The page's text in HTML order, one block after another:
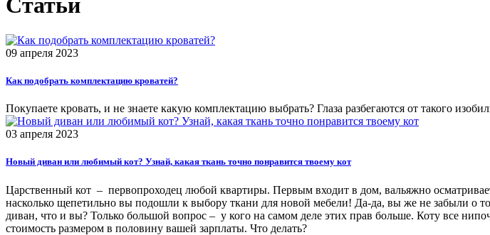
Статьи
09 апреля 2023
Как подобрать комплектацию кроватей?
Покупаете кровать, и не знаете какую комплектацию выбрать? Глаза разбегаются от такого
03 апреля 2023
Новый диван или любимый кот? Узнай, какая ткань точно понравится твоему кот
Царственный кот – первопроходец любой квартиры. Первым входит в дом, вальяжно
насколько щепетильно вы подошли к выбору ткани для новой мебели! Да-да, вы же не забыли о
диван, что и вы? Только большой вопрос – у кого на самом деле этих прав больше. Коту все
стоимость размером в половину вашей зарплаты. Что делать?